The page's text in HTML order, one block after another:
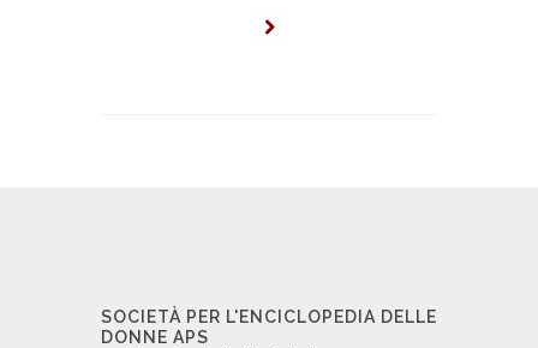
SOCIETÀ PER L'ENCICLOPEDIA DELLE
DONNE APS